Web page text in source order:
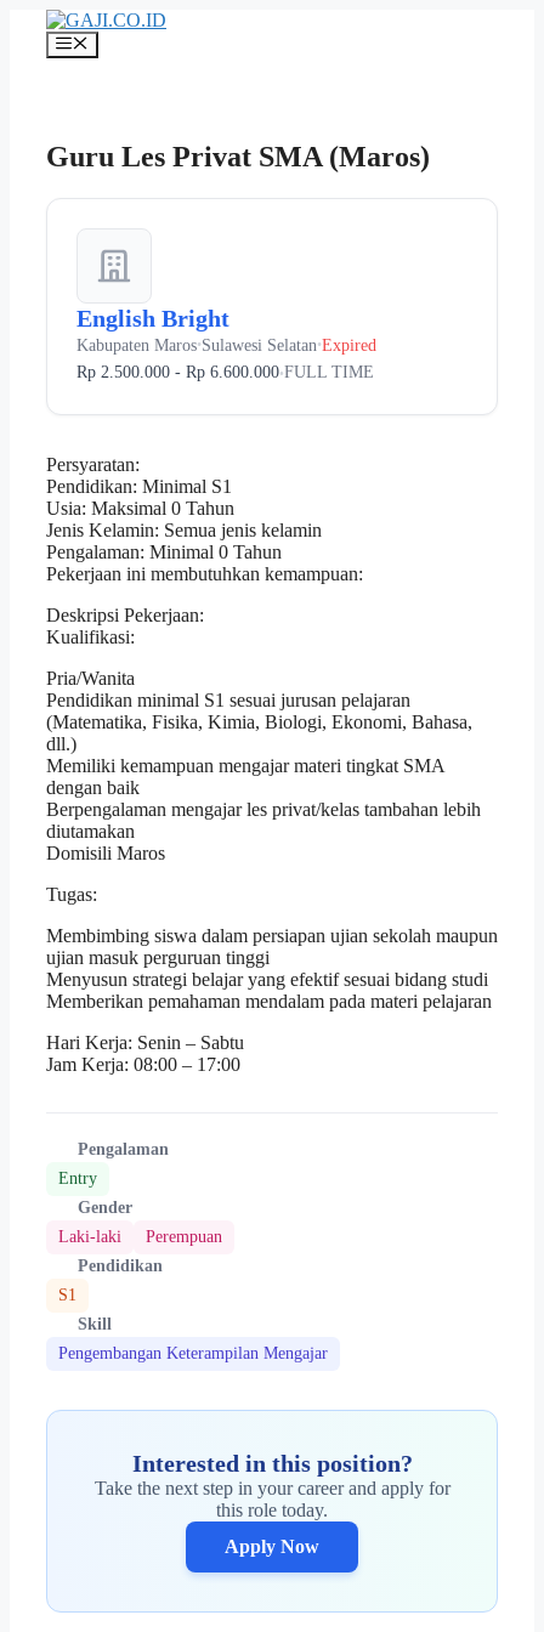
Langsung
Menu
Guru Les Privat SMA (Maros)
English Bright
Kabupaten Maros•Sulawesi Selatan•Expired
Rp 2.500.000 - Rp 6.600.000•FULL TIME
Persyaratan:
Pendidikan: Minimal S1
Usia: Maksimal 0 Tahun
Jenis Kelamin: Semua jenis kelamin
Pengalaman: Minimal 0 Tahun
Pekerjaan ini membutuhkan kemampuan:
Deskripsi Pekerjaan:
Kualifikasi:
Pria/Wanita
Pendidikan minimal S1 sesuai jurusan pelajaran
(Matematika, Fisika, Kimia, Biologi, Ekonomi, Bahasa,
dll.)
Memiliki kemampuan mengajar materi tingkat SMA
dengan baik
Berpengalaman mengajar les privat/kelas tambahan lebih
diutamakan
Domisili Maros
Tugas:
Membimbing siswa dalam persiapan ujian sekolah maupun
ujian masuk perguruan tinggi
Menyusun strategi belajar yang efektif sesuai bidang studi
Memberikan pemahaman mendalam pada materi pelajaran
Hari Kerja: Senin – Sabtu
Jam Kerja: 08:00 – 17:00
Pengalaman
Entry
Gender
Laki-laki
Perempuan
Pendidikan
S1
Skill
Pengembangan Keterampilan Mengajar
Interested in this position?
Take the next step in your career and apply for
this role today.
Apply Now